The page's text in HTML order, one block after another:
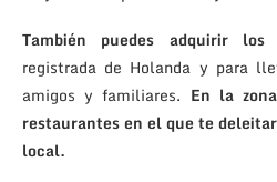
También puedes adquirir los
registrada de Holanda y para
amigos y familiares. En la
restaurantes en el que te
local.